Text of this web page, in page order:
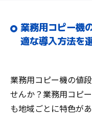
業務用コピー機
適な導入方法を
業務用コピー機の値
せんか？業務用コピ
も地域ごとに特色が